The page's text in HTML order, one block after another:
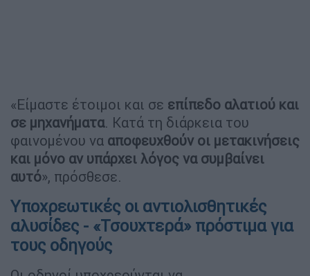
«Είμαστε έτοιμοι και σε επίπεδο αλατιού και
σε μηχανήματα. Κατά τη διάρκεια του
φαινομένου να αποφευχθούν οι μετακινήσεις
και μόνο αν υπάρχει λόγος να συμβαίνει
αυτό», πρόσθεσε.
Υποχρεωτικές οι αντιολισθητικές
αλυσίδες - «Τσουχτερά» πρόστιμα για
τους οδηγούς